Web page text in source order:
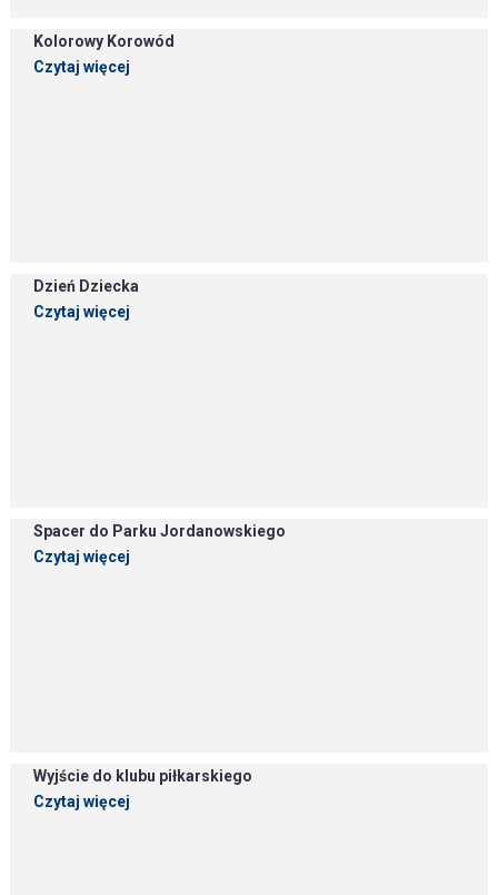
Kolorowy Korowód
Czytaj więcej
Dzień Dziecka
Czytaj więcej
Spacer do Parku Jordanowskiego
Czytaj więcej
Wyjście do klubu piłkarskiego
Czytaj więcej